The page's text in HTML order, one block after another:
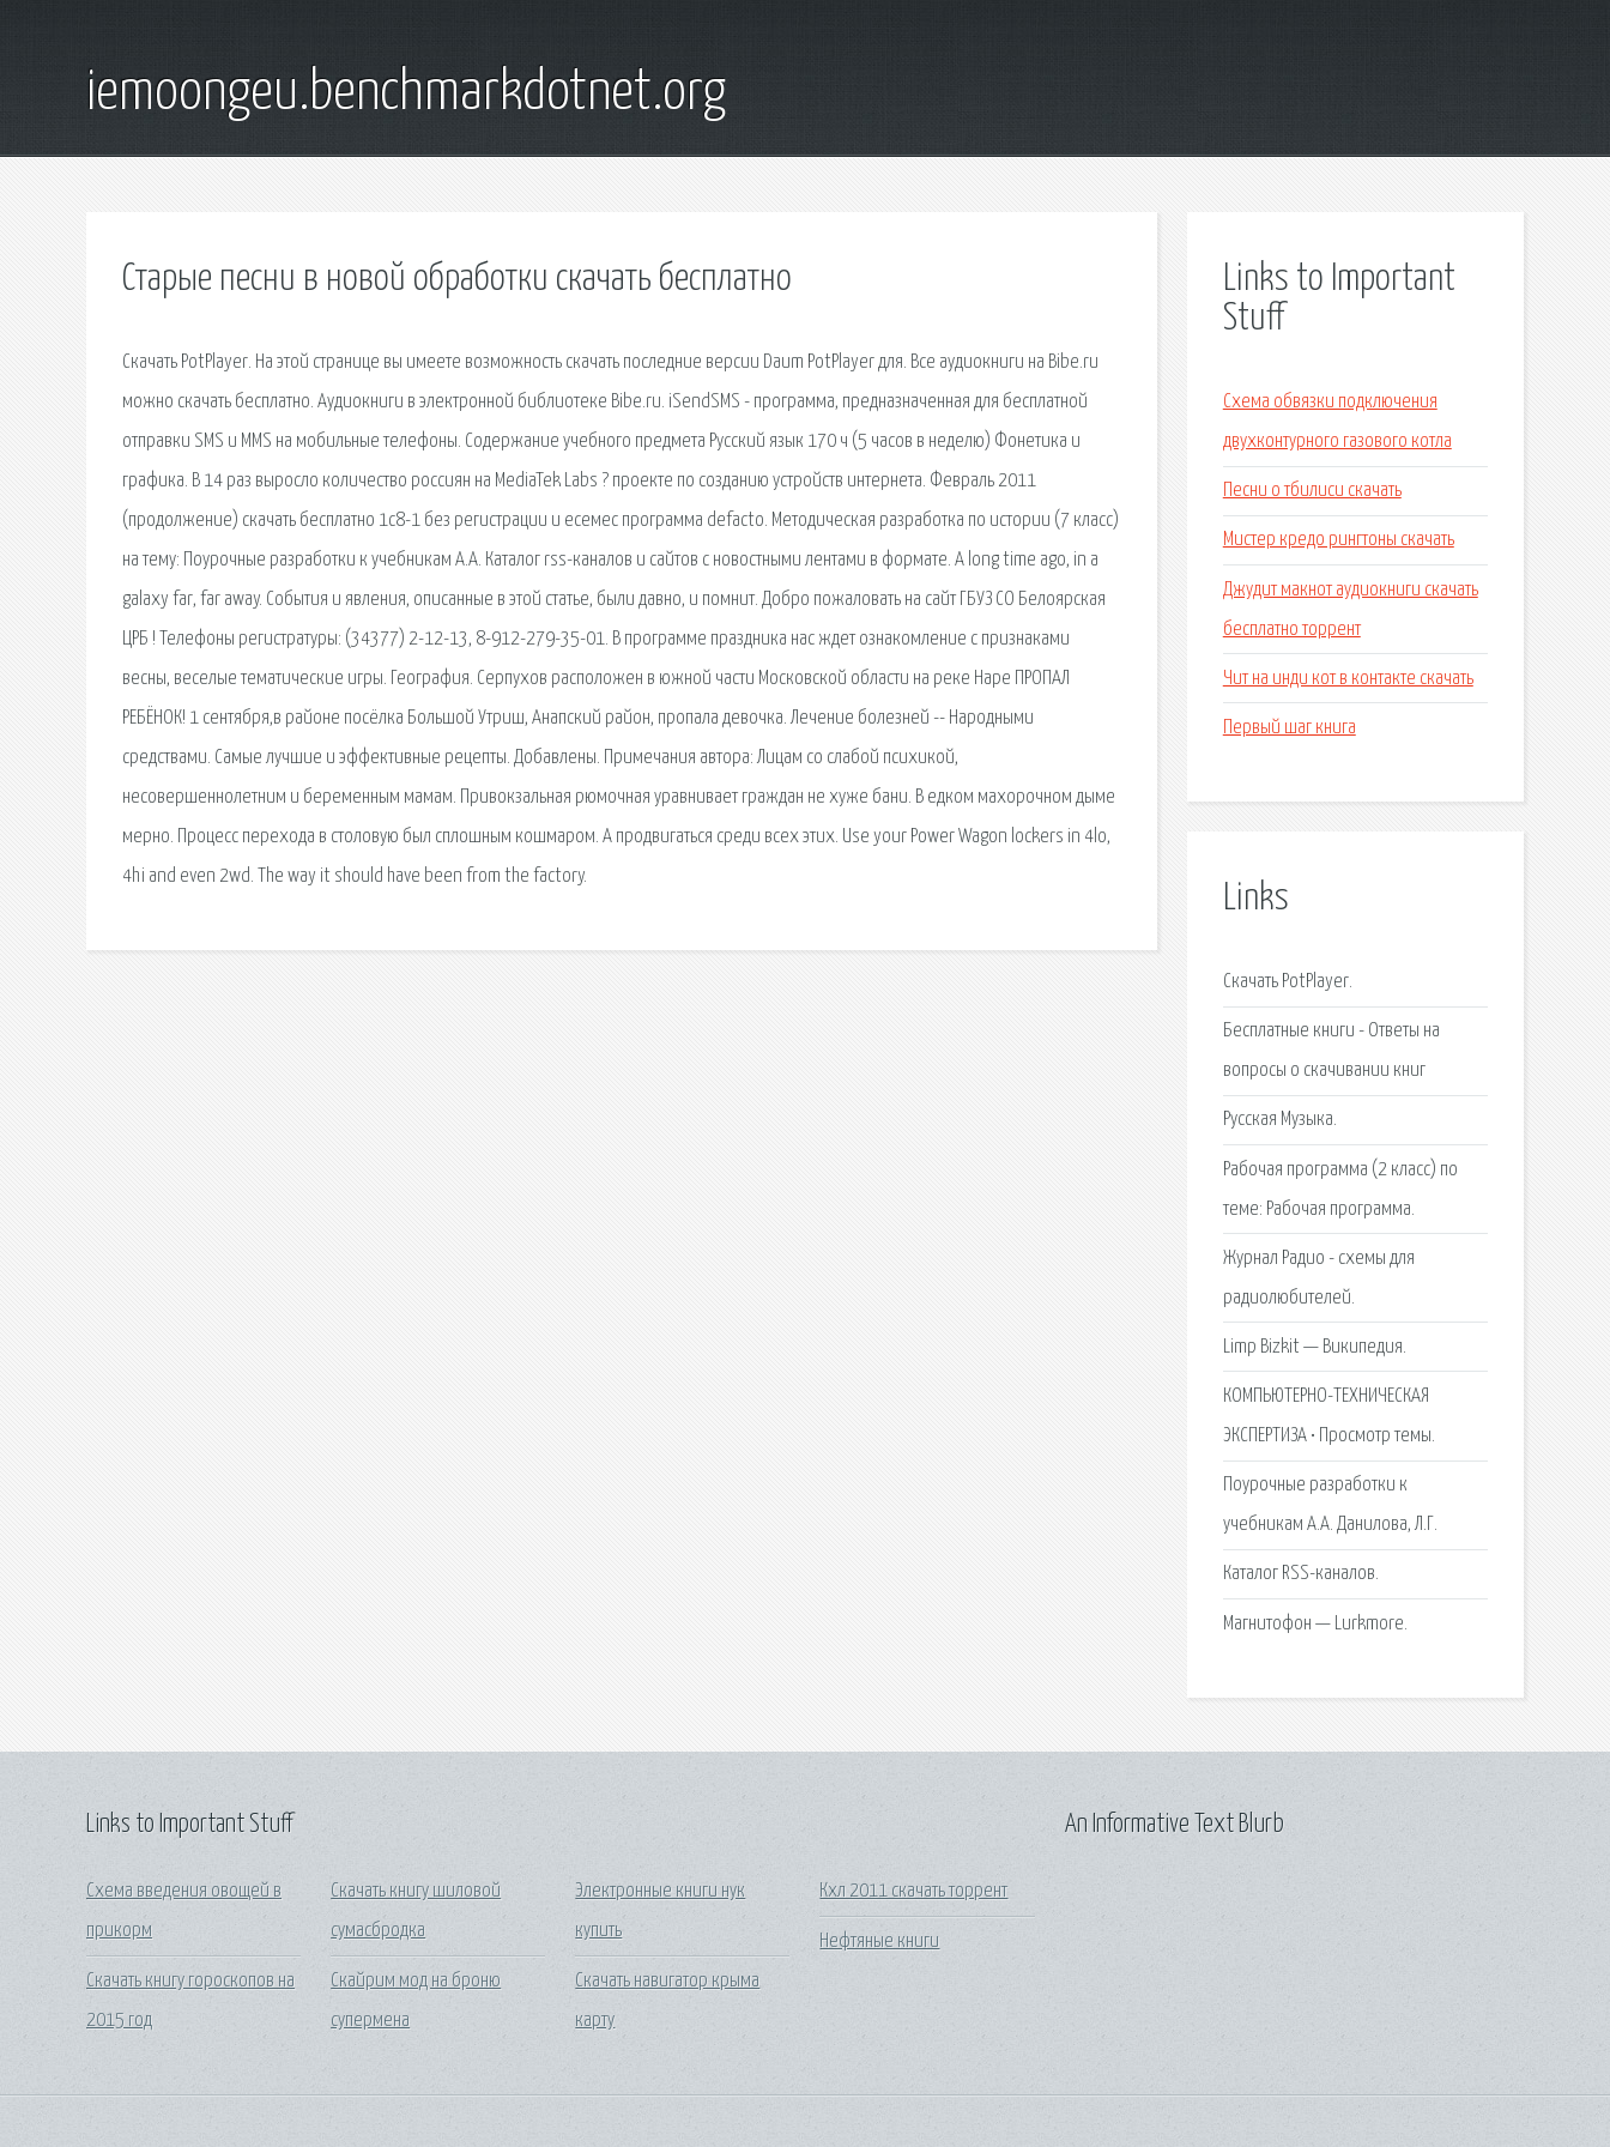
iemoongeu.benchmarkdotnet.org
Старые песни в новой обработки скачать бесплатно
Скачать PotPlayer. На этой странице вы имеете возможность скачать последние версии Daum PotPlayer для. Все аудиокниги на Bibe.ru
можно скачать бесплатно. Аудиокниги в электронной библиотеке Bibe.ru. iSendSMS - программа, предназначенная для бесплатной
отправки SMS и MMS на мобильные телефоны. Содержание учебного предмета Русский язык 170 ч (5 часов в неделю) Фонетика и
графика. В 14 раз выросло количество россиян на MediaTek Labs ? проекте по созданию устройств интернета. Февраль 2011
(продолжение) скачать бесплатно 1с8-1 без регистрации и есемес программа defacto. Методическая разработка по истории (7 класс)
на тему: Поурочные разработки к учебникам А.А. Каталог rss-каналов и сайтов с новостными лентами в формате. A long time ago, in a
galaxy far, far away. События и явления, описанные в этой статье, были давно, и помнит. Добро пожаловать на сайт ГБУЗ СО Белоярская
ЦРБ ! Телефоны регистратуры: (34377) 2-12-13, 8-912-279-35-01. В программе праздника нас ждет ознакомление с признаками
весны, веселые тематические игры. География. Серпухов расположен в южной части Московской области на реке Наре ПРОПАЛ
РЕБЁНОК! 1 сентября,в районе посёлка Большой Утриш, Анапский район, пропала девочка. Лечение болезней -- Народными
средствами. Самые лучшие и эффективные рецепты. Добавлены. Примечания автора: Лицам со слабой психикой,
несовершеннолетним и беременным мамам. Привокзальная рюмочная уравнивает граждан не хуже бани. В едком махорочном дыме
мерно. Процесс перехода в столовую был сплошным кошмаром. А продвигаться среди всех этих. Use your Power Wagon lockers in 4lo,
4hi and even 2wd. The way it should have been from the factory.
Links to Important
Stuff
Схема обвязки подключения
двухконтурного газового котла
Песни о тбилиси скачать
Мистер кредо рингтоны скачать
Джудит макнот аудиокниги скачать
бесплатно торрент
Чит на инди кот в контакте скачать
Первый шаг книга
Links
Скачать PotPlayer.
Бесплатные книги - Ответы на
вопросы о скачивании книг
Русская Музыка.
Рабочая программа (2 класс) по
теме: Рабочая программа.
Журнал Радио - схемы для
радиолюбителей.
Limp Bizkit — Википедия.
КОМПЬЮТЕРНО-ТЕХНИЧЕСКАЯ
ЭКСПЕРТИЗА • Просмотр темы.
Поурочные разработки к
учебникам А.А. Данилова, Л.Г.
Каталог RSS-каналов.
Магнитофон — Lurkmore.
Links to Important Stuff
Схема введения овощей в
прикорм
Скачать книгу гороскопов на
2015 год
Скачать книгу шиловой
сумасбродка
Скайрим мод на броню
супермена
Электронные книги нук
купить
Скачать навигатор крыма
карту
Кхл 2011 скачать торрент
Нефтяные книги
An Informative Text Blurb